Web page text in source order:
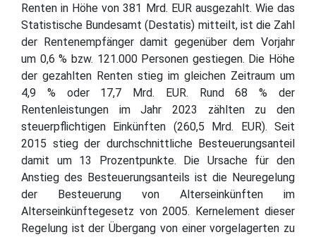
Renten in Höhe von 381 Mrd. EUR ausgezahlt. Wie das
Statistische Bundesamt (Destatis) mitteilt, ist die Zahl
der Rentenempfänger damit gegenüber dem Vorjahr
um 0,6 % bzw. 121.000 Personen gestiegen. Die Höhe
der gezahlten Renten stieg im gleichen Zeitraum um
4,9 % oder 17,7 Mrd. EUR. Rund 68 % der
Rentenleistungen im Jahr 2023 zählten zu den
steuerpflichtigen Einkünften (260,5 Mrd. EUR). Seit
2015 stieg der durchschnittliche Besteuerungsanteil
damit um 13 Prozentpunkte. Die Ursache für den
Anstieg des Besteuerungsanteils ist die Neuregelung
der Besteuerung von Alterseinkünften im
Alterseinkünftegesetz von 2005. Kernelement dieser
Regelung ist der Übergang von einer vorgelagerten zu